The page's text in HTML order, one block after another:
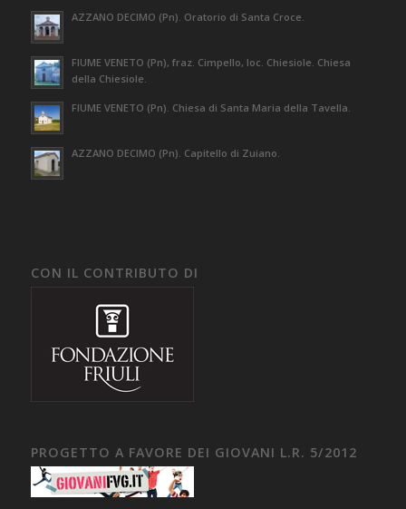
AZZANO DECIMO (Pn). Oratorio di Santa Croce.
FIUME VENETO (Pn), fraz. Cimpello, loc. Chiesiole. Chiesa
della Chiesiole.
FIUME VENETO (Pn). Chiesa di Santa Maria della Tavella.
AZZANO DECIMO (Pn). Capitello di Zuiano.
CON IL CONTRIBUTO DI
PROGETTO A FAVORE DEI GIOVANI L.R. 5/2012